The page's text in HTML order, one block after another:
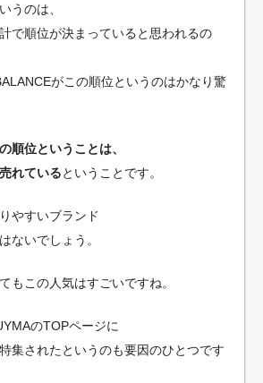
うのは、
で順位が決まっていると思われるの
がこの順位というのはかなり驚
順位ということは、
れているということです。
やすいブランド
ないでしょう。
もこの人気はすごいですね。
のTOPページに
集されたというのも要因のひとつです